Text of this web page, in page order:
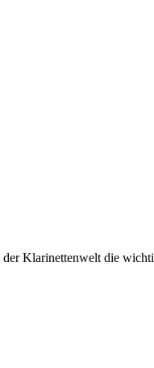
Klarinettenwelt die